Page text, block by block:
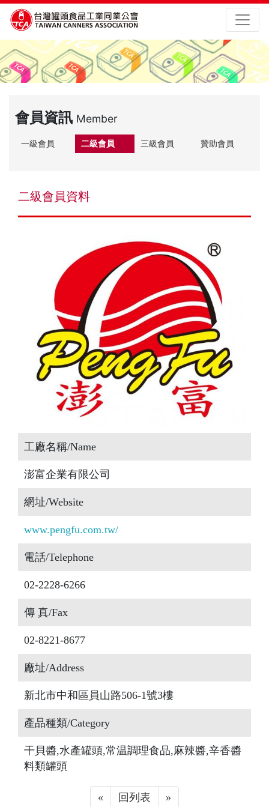
會員資訊 Member
一級會員 二級會員 三級會員 贊助會員
二級會員資料
工廠名稱/Name
澎富企業有限公司
網址/Website
www.pengfu.com.tw/
電話/Telephone
02-2228-6266
傳 真/Fax
02-8221-8677
廠址/Address
新北市中和區員山路506-1號3樓
產品種類/Category
干貝醬,水產罐頭,常温調理食品,麻辣醬,辛香醬
料類罐頭
« Previous
回列表 »